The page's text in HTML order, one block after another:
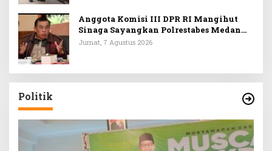
Anggota Komisi III DPR RI Mangihut
Sinaga Sayangkan Polrestabes Medan
Terlalu Dini Simpulkan Kematian
Jumat, 7 Agustus 2026
Politik